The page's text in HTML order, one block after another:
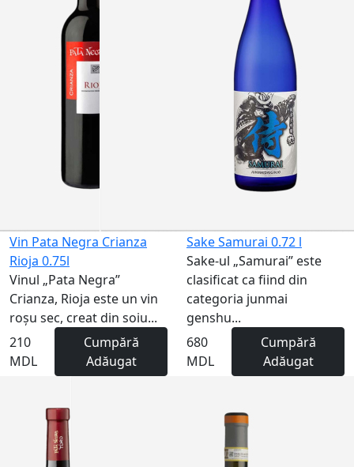
Vin Pata Negra Crianza
Rioja 0.75l
Vinul „Pata Negra”
Crianza, Rioja este un vin
roșu sec, creat din soiu...
210
MDL
Cumpără
Adăugat
Sake Samurai 0.72 l
Sake-ul „Samurai” este
clasificat ca fiind din
categoria junmai
genshu...
680
MDL
Cumpără
Adăugat